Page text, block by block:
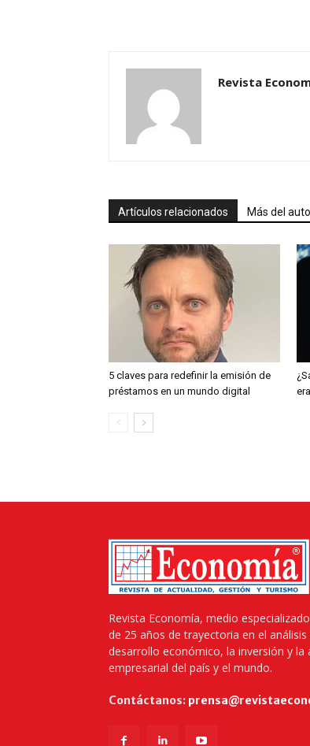
Revista
Artículos relacionados Más del
5 claves para redefinir la emisión de
préstamos en un mundo digital
Revista Economía, medio
de 25 años de trayectoria en el análisis
desarrollo económico, la inversión y la
empresarial del país y el mundo.
Contáctanos: